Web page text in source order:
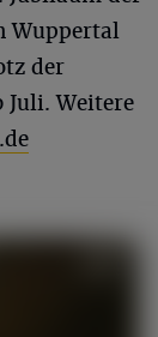
Wuppertal
der
Juli. Weitere